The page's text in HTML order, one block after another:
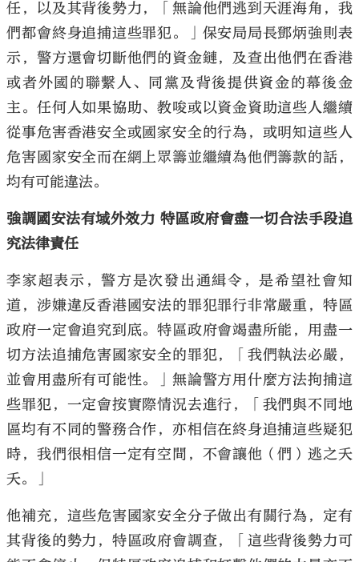
任，以及其背後勢力，「無論他們逃到天涯海角，我
們都會終身追捕這些罪犯。」保安局局長鄧炳強則表
示，警方還會切斷他們的資金鏈，及查出他們在香港
或者外國的聯繫人、同黨及背後提供資金的幕後金
主。任何人如果協助、教唆或以資金資助這些人繼續
從事危害香港安全或國家安全的行為，或明知這些人
危害國家安全而在網上眾籌並繼續為他們籌款的話，
均有可能違法。
強調國安法有域外效力 特區政府會盡一切合法手段追
究法律責任
李家超表示，警方是次發出通緝令，是希望社會知
道，涉嫌違反香港國安法的罪犯罪行非常嚴重，特區
政府一定會追究到底。特區政府會竭盡所能，用盡一
切方法追捕危害國家安全的罪犯，「我們執法必嚴，
並會用盡所有可能性。」無論警方用什麼方法拘捕這
些罪犯，一定會按實際情況去進行，「我們與不同地
區均有不同的警務合作，亦相信在終身追捕這些疑犯
時，我們很相信一定有空間，不會讓他（們）逃之夭
夭。」
他補充，這些危害國家安全分子做出有關行為，定有
其背後的勢力，特區政府會調查，「這些背後勢力可